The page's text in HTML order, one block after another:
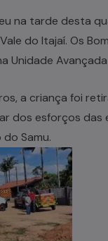
na tarde desta
do Itajaí. Os
Unidade
a criança foi
dos esforços das
Samu.